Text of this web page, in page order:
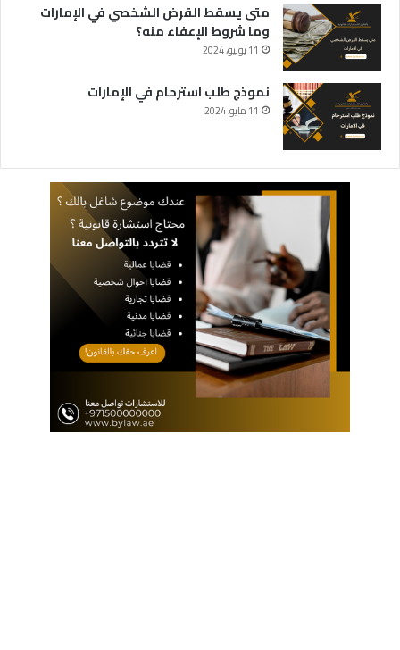
متى يسقط القرض الشخصي في الإمارات
وما شروط الإعفاء منه؟
11 يوليو، 2024
نموذج طلب استرحام في الإمارات
11 مايو، 2024